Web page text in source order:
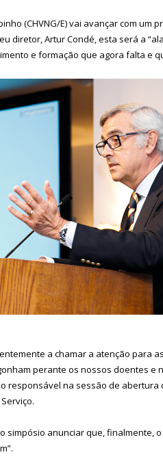
(CHVNG/E) vai avançar com um
diretor, Artur Condé, esta será a
e formação que agora falta e
a chamar a atenção para
perante os nossos doentes e
responsável na sessão de abertura
simpósio anunciar que, finalmente,